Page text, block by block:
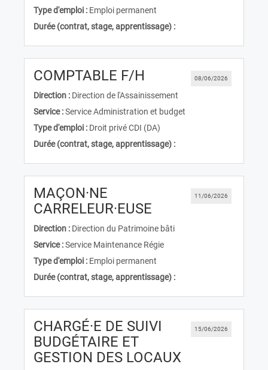
Type d'emploi : Emploi permanent
Durée (contrat, stage, apprentissage) :
08/06/2026
COMPTABLE F/H (Nouvelle fenêtre)
Direction : Direction de l'Assainissement
Service :Service Administration et budget
Type d'emploi : Droit privé CDI (DA)
Durée (contrat, stage, apprentissage) :
11/06/2026
MAÇON·NE
CARRELEUR·EUSE
Direction : Direction du Patrimoine bâti
Service :Service Maintenance Régie
Type d'emploi : Emploi permanent
Durée (contrat, stage, apprentissage) :
15/06/2026
CHARGÉ·E DE SUIVI
BUDGÉTAIRE ET
GESTION DES LOCAUX